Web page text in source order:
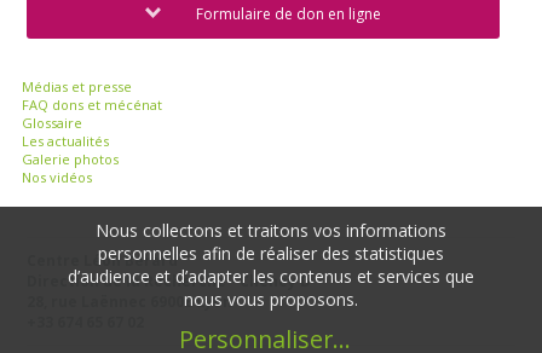
Formulaire de don en ligne
Médias et presse
FAQ dons et mécénat
Glossaire
Les actualités
Galerie photos
Nos vidéos
Centre Léon Bérard
Direction de la Recherche - Cheney D
28, rue Laënnec 69008 Lyon
Nous collectons et traitons vos informations
personnelles afin de réaliser des statistiques
d’audience et d’adapter les contenus et services que
nous vous proposons.
Personnaliser...